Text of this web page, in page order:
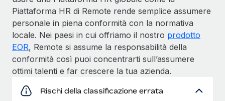
Piattaforma HR di Remote rende semplice assumere
personale in piena conformità con la normativa
locale. Nei paesi in cui offriamo il nostro prodotto
EOR, Remote si assume la responsabilità della
conformità così puoi concentrarti sull’assumere
ottimi talenti e far crescere la tua azienda.
Rischi della classificazione errata